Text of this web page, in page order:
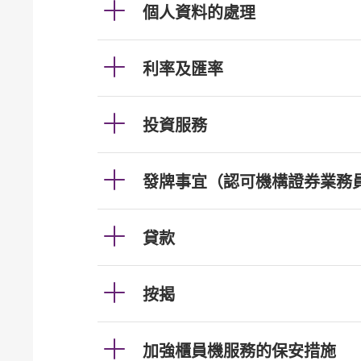
個人資料的處理
利率及匯率
投資服務
發牌事宜（認可機構證券業務
貸款
按揭
加強櫃員機服務的保安措施